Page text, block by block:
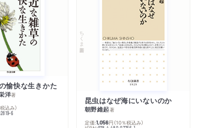
愉快な生きかた
洋著
込み）
6
ちくま新書
昆虫はなぜ海にいないのか
朝野維起著
定価:1,056円 （10％税込み）